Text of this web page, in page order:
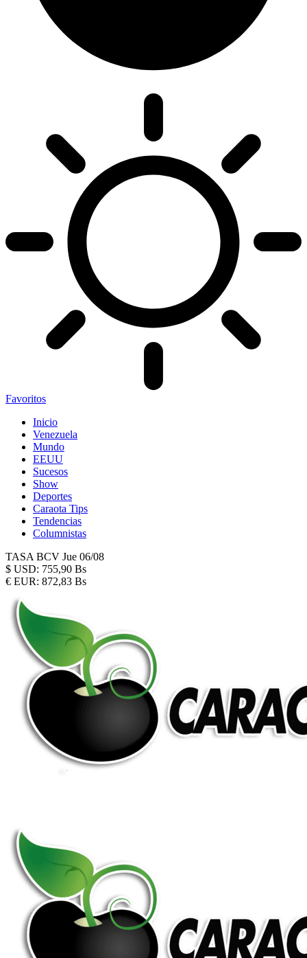
Favoritos
Inicio
Venezuela
Mundo
EEUU
Sucesos
Show
Deportes
Caraota Tips
Tendencias
Columnistas
TASA BCV Jue 06/08
$ USD: 755,90 Bs
€ EUR: 872,83 Bs